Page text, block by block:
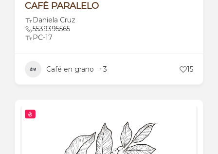
CAFÉ PARALELO
Daniela Cruz
5539395565
PC-17
Café en grano +3 15